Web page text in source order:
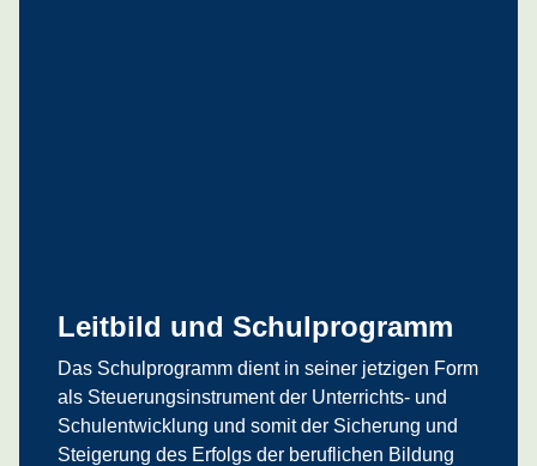
Leitbild und Schulprogramm
Das Schulprogramm dient in seiner jetzigen Form
als Steuerungsinstrument der Unterrichts- und
Schulentwicklung und somit der Sicherung und
Steigerung des Erfolgs der beruflichen Bildung